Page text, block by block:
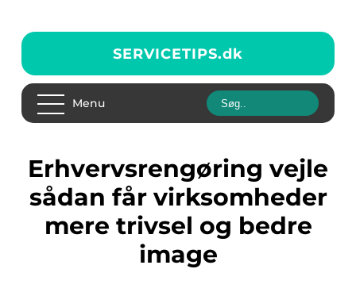
SERVICETIPS.dk
Menu
Erhvervsrengøring vejle
sådan får virksomheder
mere trivsel og bedre
image